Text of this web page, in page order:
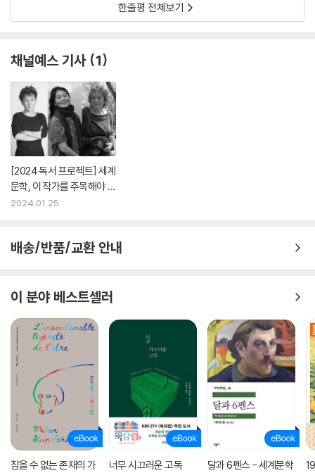
한줄평 전체보기
채널예스 기사 1
[2024 독서 프로젝트] 세계
문학, 이 작가를 주목해야 -
박혜진 편집자
2024.01.25.
배송/반품/교환 안내
이 분야 베스트셀러
참을 수 없는 존재의 가
너무 시끄러운 고독
달과 6펜스 - 세계문학